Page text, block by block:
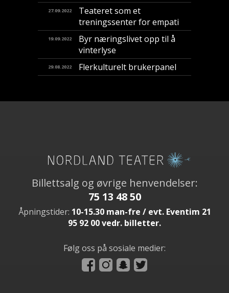
27.09.2022
Teateret som et
treningssenter for empati
19.09.2022
Byr næringslivet opp til å
vinterlyse
29.08.2022 Flerkulturelt brukerpanel
Billettsalg og øvrige henvendelser:
75 13 48 50
Åpningstider: 10-15.30 man-fre / evt. Eventim 21
95 92 00 vedr. billetter.
Følg oss på sosiale medier: